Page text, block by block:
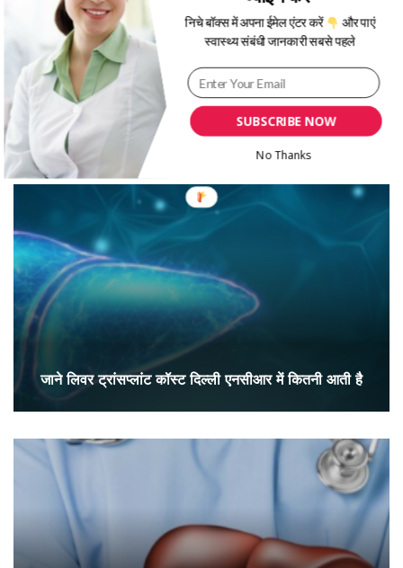
भारत में लिवर ट्रांसप्लांट की लागत
जाने लिवर ट्रांसप्लांट कॉस्ट दिल्ली एनसीआर में कितनी आती है
SUBSCRIBE NOW
निचे बॉक्स में अपना ईमेल एंटर करें
और पाएं
स्वास्थ्य संबंधी जानकारी सबसे पहले
No Thanks